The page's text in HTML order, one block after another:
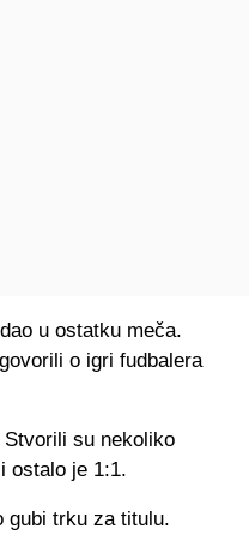
u ostatku meča.
o igri fudbalera
su nekoliko
ostalo je 1:1.
gubi trku za titulu.